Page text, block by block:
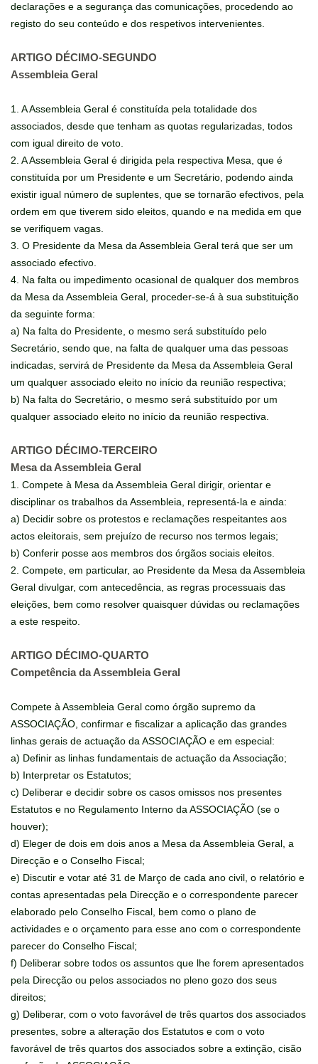
declarações e a segurança das comunicações, procedendo ao
registo do seu conteúdo e dos respetivos intervenientes.
ARTIGO DÉCIMO-SEGUNDO
Assembleia Geral
1. A Assembleia Geral é constituída pela totalidade dos
associados, desde que tenham as quotas regularizadas, todos
com igual direito de voto.
2. A Assembleia Geral é dirigida pela respectiva Mesa, que é
constituída por um Presidente e um Secretário, podendo ainda
existir igual número de suplentes, que se tornarão efectivos, pela
ordem em que tiverem sido eleitos, quando e na medida em que
se verifiquem vagas.
3. O Presidente da Mesa da Assembleia Geral terá que ser um
associado efectivo.
4. Na falta ou impedimento ocasional de qualquer dos membros
da Mesa da Assembleia Geral, proceder-se-á à sua substituição
da seguinte forma:
a) Na falta do Presidente, o mesmo será substituído pelo
Secretário, sendo que, na falta de qualquer uma das pessoas
indicadas, servirá de Presidente da Mesa da Assembleia Geral
um qualquer associado eleito no início da reunião respectiva;
b) Na falta do Secretário, o mesmo será substituído por um
qualquer associado eleito no início da reunião respectiva.
ARTIGO DÉCIMO-TERCEIRO
Mesa da Assembleia Geral
1. Compete à Mesa da Assembleia Geral dirigir, orientar e
disciplinar os trabalhos da Assembleia, representá-la e ainda:
a) Decidir sobre os protestos e reclamações respeitantes aos
actos eleitorais, sem prejuízo de recurso nos termos legais;
b) Conferir posse aos membros dos órgãos sociais eleitos.
2. Compete, em particular, ao Presidente da Mesa da Assembleia
Geral divulgar, com antecedência, as regras processuais das
eleições, bem como resolver quaisquer dúvidas ou reclamações
a este respeito.
ARTIGO DÉCIMO-QUARTO
Competência da Assembleia Geral
Compete à Assembleia Geral como órgão supremo da
ASSOCIAÇÃO, confirmar e fiscalizar a aplicação das grandes
linhas gerais de actuação da ASSOCIAÇÃO e em especial:
a) Definir as linhas fundamentais de actuação da Associação;
b) Interpretar os Estatutos;
c) Deliberar e decidir sobre os casos omissos nos presentes
Estatutos e no Regulamento Interno da ASSOCIAÇÃO (se o
houver);
d) Eleger de dois em dois anos a Mesa da Assembleia Geral, a
Direcção e o Conselho Fiscal;
e) Discutir e votar até 31 de Março de cada ano civil, o relatório e
contas apresentadas pela Direcção e o correspondente parecer
elaborado pelo Conselho Fiscal, bem como o plano de
actividades e o orçamento para esse ano com o correspondente
parecer do Conselho Fiscal;
f) Deliberar sobre todos os assuntos que lhe forem apresentados
pela Direcção ou pelos associados no pleno gozo dos seus
direitos;
g) Deliberar, com o voto favorável de três quartos dos associados
presentes, sobre a alteração dos Estatutos e com o voto
favorável de três quartos dos associados sobre a extinção, cisão